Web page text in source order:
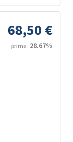
68,50 €
prime : 28.67%